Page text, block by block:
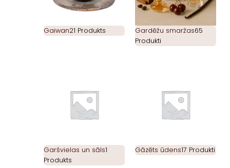
Gaiwan21 Produkts Gardēžu smaržas65
Produkti
Garšvielas un sāls1
Produkts
Gāzēts ūdens17 Produkti